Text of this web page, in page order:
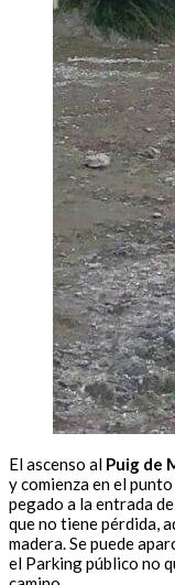
El ascenso al Puig de
y comienza en el
pegado a la entrada
que no tiene pérdida,
madera. Se puede
el Parking público no